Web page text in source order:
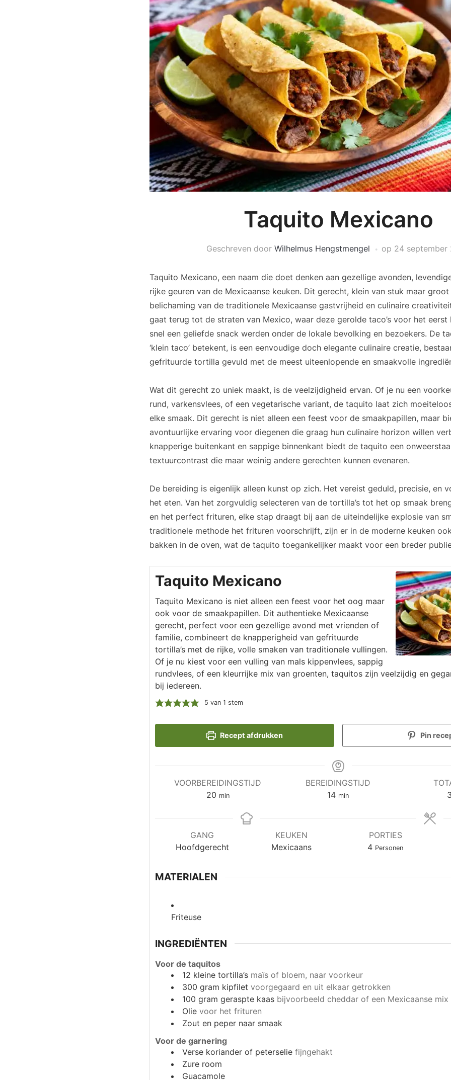
Taquito Mexicano
Geschreven door Wilhelmus Hengstmengel op 24 september
Taquito Mexicano, een naam die doet denken aan gezellige avonden,
rijke geuren van de Mexicaanse keuken. Dit gerecht, klein van stuk maar
belichaming van de traditionele Mexicaanse gastvrijheid en culinaire
gaat terug tot de straten van Mexico, waar deze gerolde taco’s voor het eerst
snel een geliefde snack werden onder de lokale bevolking en bezoekers. De
‘klein taco’ betekent, is een eenvoudige doch elegante culinaire creatie,
gefrituurde tortilla gevuld met de meest uiteenlopende en smaakvolle
Wat dit gerecht zo uniek maakt, is de veelzijdigheid ervan. Of je nu een
rund, varkensvlees, of een vegetarische variant, de taquito laat zich
elke smaak. Dit gerecht is niet alleen een feest voor de smaakpapillen, maar
avontuurlijke ervaring voor diegenen die graag hun culinaire horizon willen
knapperige buitenkant en sappige binnenkant biedt de taquito een
textuurcontrast die maar weinig andere gerechten kunnen evenaren.
De bereiding is eigenlijk alleen kunst op zich. Het vereist geduld, precisie, en
het eten. Van het zorgvuldig selecteren van de tortilla’s tot het op smaak
en het perfect frituren, elke stap draagt bij aan de uiteindelijke explosie van
traditionele methode het frituren voorschrijft, zijn er in de moderne keuken
bakken in de oven, wat de taquito toegankelijker maakt voor een breder
Taquito Mexicano
Taquito Mexicano is niet alleen een feest voor het oog maar
ook voor de smaakpapillen. Dit authentieke Mexicaanse
gerecht, perfect voor een gezellige avond met vrienden of
familie, combineert de knapperigheid van gefrituurde
tortilla’s met de rijke, volle smaken van traditionele vullingen.
Of je nu kiest voor een vulling van mals kippenvlees, sappig
rundvlees, of een kleurrijke mix van groenten, taquitos zijn veelzijdig en
bij iedereen.
5 van 1 stem
Recept afdrukken Pin
VOORBEREIDINGSTIJD
20minuten
min
BEREIDINGSTIJD
14minuten
min
GANG
Hoofdgerecht
KEUKEN
Mexicaans
PORTIES
4 Personen
MATERIALEN
Friteuse
INGREDIËNTEN
Voor de taquitos
12 kleine tortilla’s maïs of bloem, naar voorkeur
300 gram kipfilet voorgegaard en uit elkaar getrokken
100 gram geraspte kaas bijvoorbeeld cheddar of een Mexicaanse mix
Olie voor het frituren
Zout en peper naar smaak
Voor de garnering
Verse koriander of peterselie fijngehakt
Zure room
Guacamole